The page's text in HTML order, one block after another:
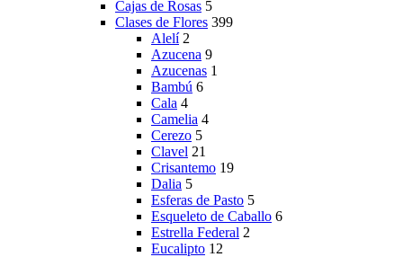
Cajas de Rosas 5
Clases de Flores 399
Alelí 2
Azucena 9
Azucenas 1
Bambú 6
Cala 4
Camelia 4
Cerezo 5
Clavel 21
Crisantemo 19
Dalia 5
Esferas de Pasto 5
Esqueleto de Caballo 6
Estrella Federal 2
Eucalipto 12